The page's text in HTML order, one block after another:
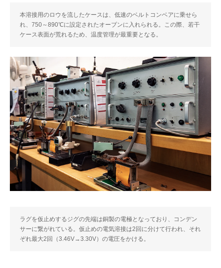
本溶接用のロウを流したケースは、低速のベルトコンベアに乗せら
れ、750～890℃に設定されたオーブンに入れられる。この際、若干
ケース表面が荒れるため、温度管理が最重要となる。
ラグを仮止めするジグの先端は銅製の電極となっており、コンデン
サーに繋がれている。仮止めの電気溶接は2回に分けて行われ、それ
ぞれ最大2回（3.46V→3.30V）の電圧をかける。